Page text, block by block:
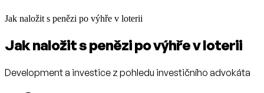
Jak naložit s penězi po výhře v loterii
Jak naložit s penězi po výhře v loterii
Development a investice z pohledu investičního advokáta